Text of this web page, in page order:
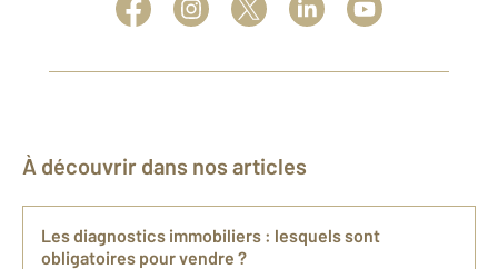
À découvrir dans nos articles
Les diagnostics immobiliers : lesquels sont
obligatoires pour vendre ?